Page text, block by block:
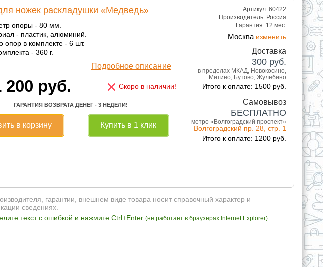
Артикул: 60422
Производитель: Россия
Гарантия: 12 мес.
Москва изменить
Доставка
300 руб.
в пределах МКАД, Новокосино,
Митино, Бутово, Жулебино
Итого к оплате: 1500 руб.
Самовывоз
БЕСПЛАТНО
метро «Волгоградский проспект»
Волгоградский пр. 28, стр. 1
Итого к оплате: 1200 руб.
ножек раскладушки «Медведь»
опоры - 80 мм.
- пластик, алюминий.
опор в комплекте - 6 шт.
- 360 г.
Подробное описание
200 руб. × Скоро в наличии!
ГАРАНТИЯ ВОЗВРАТА ДЕНЕГ - 3 НЕДЕЛИ!
в корзину Купить в 1 клик
гарантии, внешнем виде товара носит справочный характер и
сведениях.
текст с ошибкой и нажмите Ctrl+Enter (не работает в браузерах Internet Explorer).